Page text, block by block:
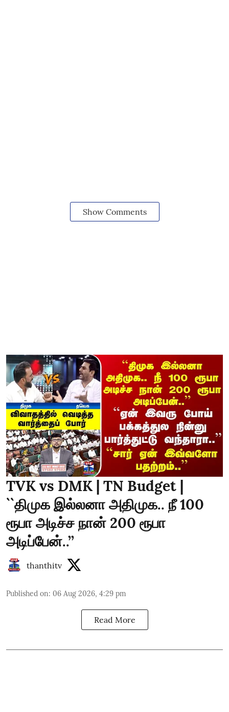
Show Comments
TVK vs DMK | TN Budget |
``திமுக இல்லனா அதிமுக.. நீ 100
ரூபா அடிச்ச நான் 200 ரூபா
அடிப்பேன்..’’
thanthitv
Published on: 06 Aug 2026, 4:29 pm
Read More